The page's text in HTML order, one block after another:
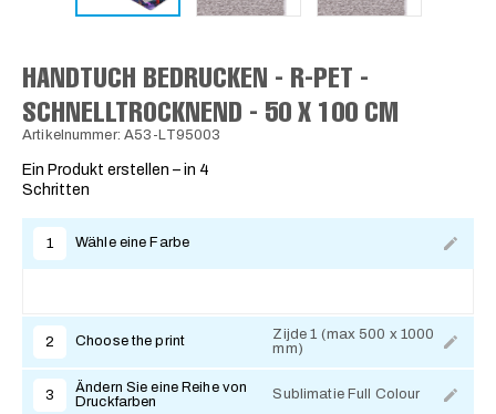
HANDTUCH BEDRUCKEN - R-PET -
SCHNELLTROCKNEND - 50 X 100 CM
Artikelnummer: A53-LT95003
Ein Produkt erstellen – in 4
Schritten
1 Wähle eine Farbe
2 Choose the print
Zijde 1 (max 500 x 1000
mm)
3
Ändern Sie eine Reihe von
Druckfarben
Sublimatie Full Colour